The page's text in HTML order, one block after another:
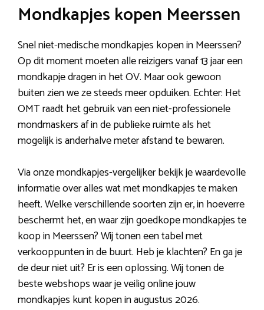
Mondkapjes kopen Meerssen
Snel niet-medische mondkapjes kopen in Meerssen?
Op dit moment moeten alle reizigers vanaf 13 jaar een
mondkapje dragen in het OV. Maar ook gewoon
buiten zien we ze steeds meer opduiken. Echter: Het
OMT raadt het gebruik van een niet-professionele
mondmaskers af in de publieke ruimte als het
mogelijk is anderhalve meter afstand te bewaren.
Via onze mondkapjes-vergelijker bekijk je waardevolle
informatie over alles wat met mondkapjes te maken
heeft. Welke verschillende soorten zijn er, in hoeverre
beschermt het, en waar zijn goedkope mondkapjes te
koop in Meerssen? Wij tonen een tabel met
verkooppunten in de buurt. Heb je klachten? En ga je
de deur niet uit? Er is een oplossing. Wij tonen de
beste webshops waar je veilig online jouw
mondkapjes kunt kopen in augustus 2026.